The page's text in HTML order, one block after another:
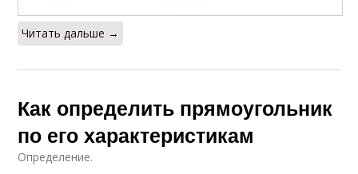
Читать дальше →
Как определить прямоугольник
по его характеристикам
Определение.